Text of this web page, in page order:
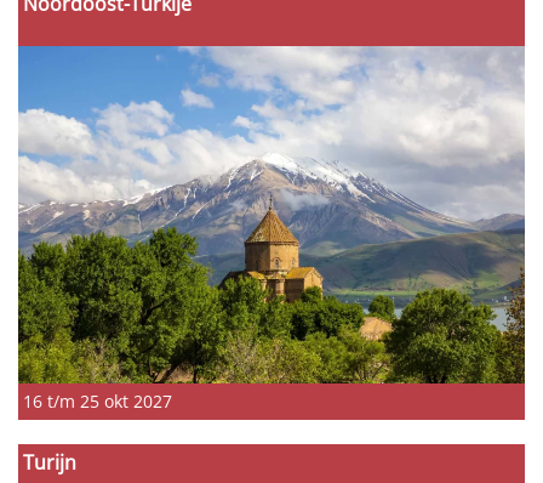
16 t/m 25 okt 2027
Turijn